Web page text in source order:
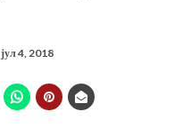
јул 4, 2018